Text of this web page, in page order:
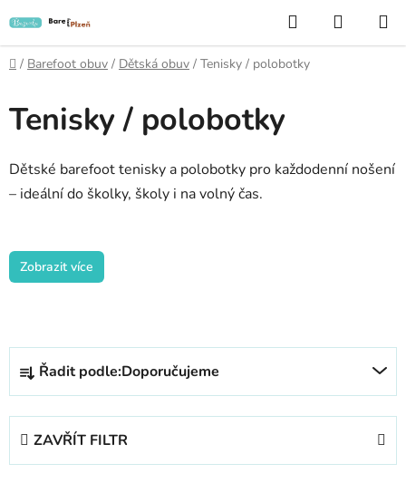
na
obsah
Hledat
KOŠÍK
Domů
/ Barefoot obuv / Dětská obuv / Tenisky / polobotky
Tenisky / polobotky
Dětské barefoot tenisky a polobotky pro každodenní nošení
– ideální do školky, školy i na volný čas.
Zobrazit více
Ř
z
Řadit podle:Doporučujeme
ZAVŘÍT FILTR